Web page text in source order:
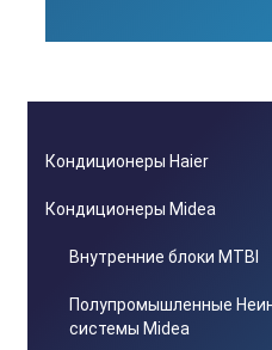
Кондиционеры Haier
Кондиционеры Midea
Внутренние блоки MTBI
Полупромышленные
системы Midea